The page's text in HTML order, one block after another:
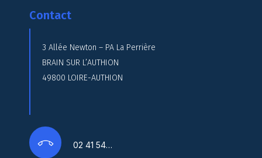
Contact
3 Allée Newton – PA La Perrière
BRAIN SUR L’AUTHION
49800 LOIRE-AUTHION
02 41 54…